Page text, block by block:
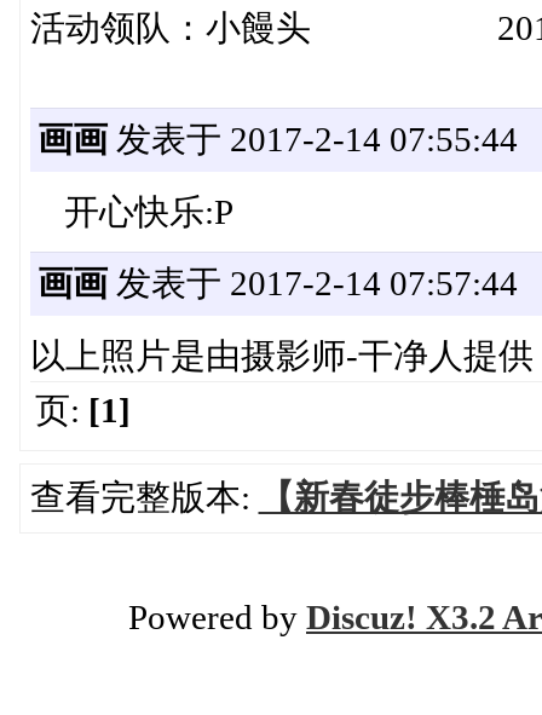
活动领队：小饅头 2017
画画发表于 2017-2-14 07:55:44
开心快乐:P
画画发表于 2017-2-14 07:57:44
以上照片是由摄影师-干净人提
页: [1]
查看完整版本: 【新春徒步棒棰
Powered by Discuz! X3.2